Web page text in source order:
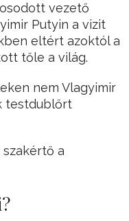
vezető
Putyin a vizit
eltért azoktól a
tőle a világ.
nem Vlagyimir
testdublőrt
a